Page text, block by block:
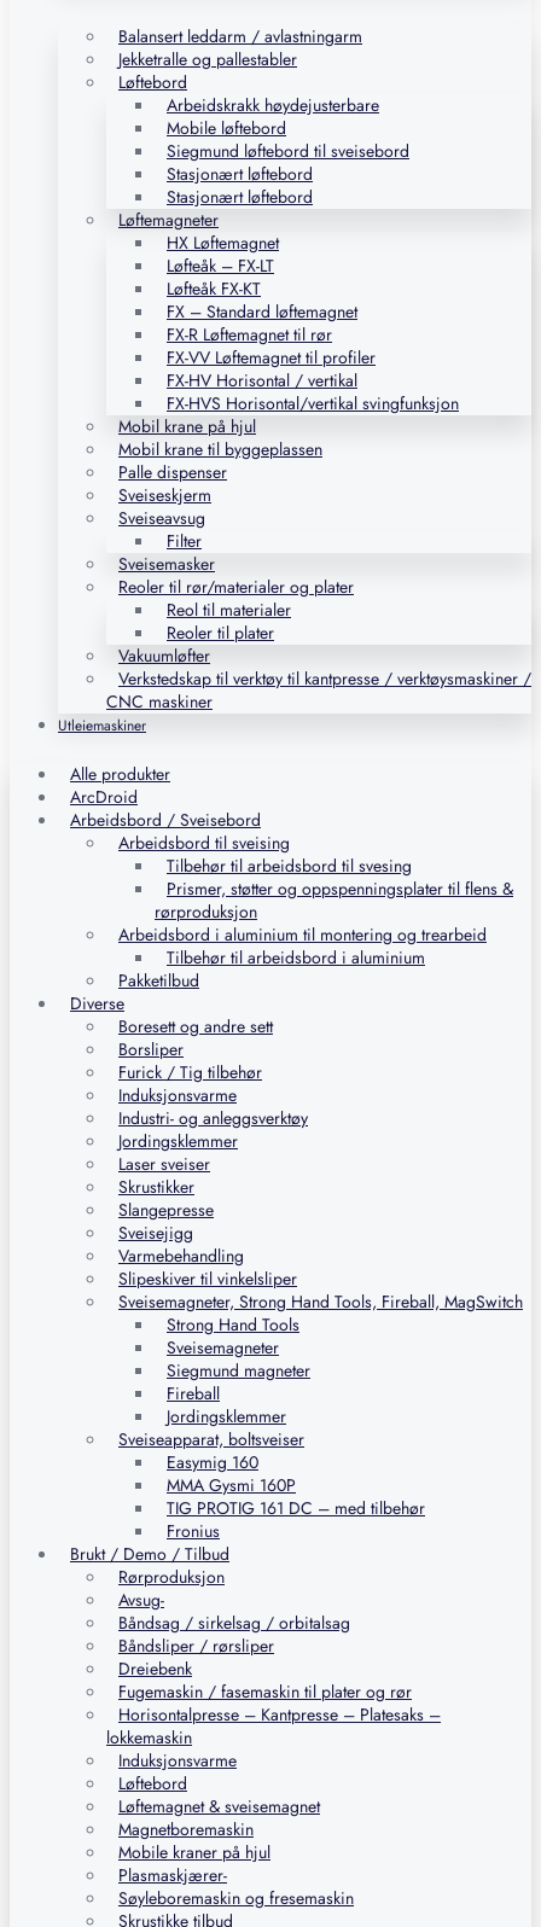
Balansert leddarm / avlastningarm
Jekketralle og pallestabler
Løftebord
Arbeidskrakk høydejusterbare
Mobile løftebord
Siegmund løftebord til sveisebord
Stasjonært løftebord
Stasjonært løftebord
Løftemagneter
HX Løftemagnet
Løfteåk – FX-LT
Løfteåk FX-KT
FX – Standard løftemagnet
FX-R Løftemagnet til rør
FX-VV Løftemagnet til profiler
FX-HV Horisontal / vertikal
FX-HVS Horisontal/vertikal svingfunksjon
Mobil krane på hjul
Mobil krane til byggeplassen
Palle dispenser
Sveiseskjerm
Sveiseavsug
Filter
Sveisemasker
Reoler til rør/materialer og plater
Reol til materialer
Reoler til plater
Vakuumløfter
Verkstedskap til verktøy til kantpresse / verktøysmaskiner /
CNC maskiner
Utleiemaskiner
Alle produkter
ArcDroid
Arbeidsbord / Sveisebord
Arbeidsbord til sveising
Tilbehør til arbeidsbord til svesing
Prismer, støtter og oppspenningsplater til flens &
rørproduksjon
Arbeidsbord i aluminium til montering og trearbeid
Tilbehør til arbeidsbord i aluminium
Pakketilbud
Diverse
Boresett og andre sett
Borsliper
Furick / Tig tilbehør
Induksjonsvarme
Industri- og anleggsverktøy
Jordingsklemmer
Laser sveiser
Skrustikker
Slangepresse
Sveisejigg
Varmebehandling
Slipeskiver til vinkelsliper
Sveisemagneter, Strong Hand Tools, Fireball, MagSwitch
Strong Hand Tools
Sveisemagneter
Siegmund magneter
Fireball
Jordingsklemmer
Sveiseapparat, boltsveiser
Easymig 160
MMA Gysmi 160P
TIG PROTIG 161 DC – med tilbehør
Fronius
Brukt / Demo / Tilbud
Rørproduksjon
Avsug-
Båndsag / sirkelsag / orbitalsag
Båndsliper / rørsliper
Dreiebenk
Fugemaskin / fasemaskin til plater og rør
Horisontalpresse – Kantpresse – Platesaks –
lokkemaskin
Induksjonsvarme
Løftebord
Løftemagnet & sveisemagnet
Magnetboremaskin
Mobile kraner på hjul
Plasmaskjærer-
Søyleboremaskin og fresemaskin
Skrustikke tilbud